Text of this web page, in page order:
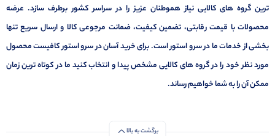
ترین گروه های کالایی نیاز هموطنان عزیز را در سراسر کشور برطرف سازد. عرضه
محصولات با قیمت رقابتی، تضمین کیفیت، ضمانت مرجوعی کالا و ارسال سریع تنها
بخشی از خدمات ما در سرو استور است. برای خرید آسان در سرو استور کافیست محصول
مورد نظر خود را در گروه های کالایی مشخص پیدا و انتخاب کنید ما در کوتاه ترین زمان
ممکن آن را به شما خواهیم رساند.
برگشت به بالا